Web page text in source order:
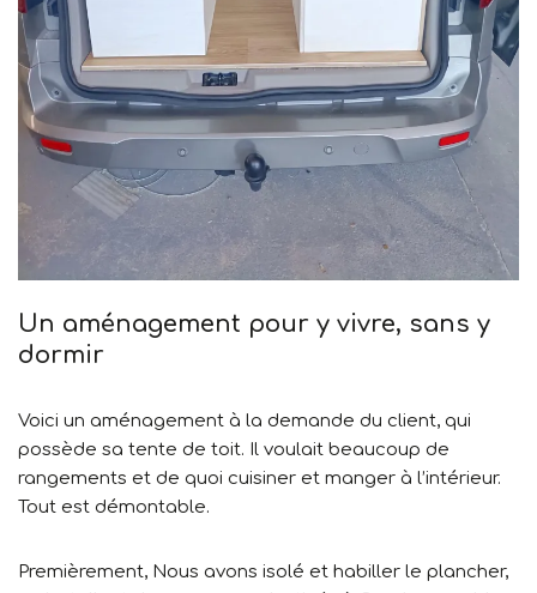
Un aménagement pour y vivre, sans y
dormir
Voici un aménagement à la demande du client, qui
possède sa tente de toit. Il voulait beaucoup de
rangements et de quoi cuisiner et manger à l’intérieur.
Tout est démontable.
Premièrement, Nous avons isolé et habiller le plancher,